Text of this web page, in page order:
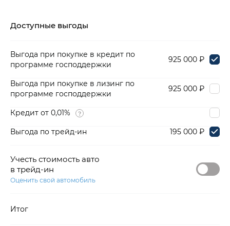
Доступные выгоды
Выгода при покупке в кредит по
программе господдержки
925 000 ₽
Выгода при покупке в лизинг по
программе господдержки
925 000 ₽
Кредит от 0,01%
Выгода по трейд-ин
195 000 ₽
Учесть стоимость авто
в трейд-ин
Оценить свой автомобиль
Итог